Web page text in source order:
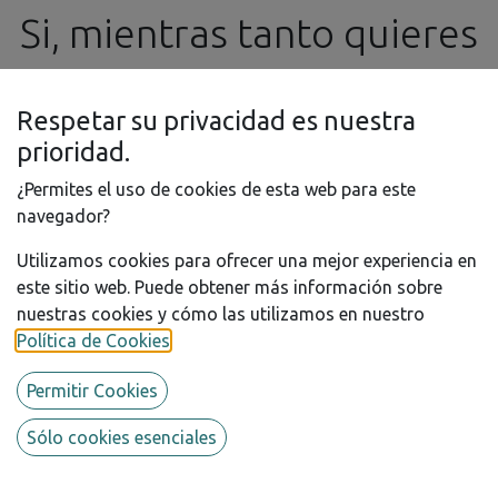
FUJIMI - 1/24 PORSCHE 917K
DELUXE '71 SEBRING 12HR
RACE 1st No.3
Bonito modelo del clásico competidor de los años 70. En
Si, mientras tanto quieres
consulta, no dudes en
contactar con nosotros
por e-mail a
info@ssgproducts.com
Respetar su privacidad es nuestra
prioridad.
¿Permites el uso de cookies de esta web para este
navegador?
Utilizamos cookies para ofrecer una mejor experiencia en
este sitio web. Puede obtener más información sobre
nuestras cookies y cómo las utilizamos en nuestro
Política de Cookies
Permitir Cookies
Sólo cookies esenciales